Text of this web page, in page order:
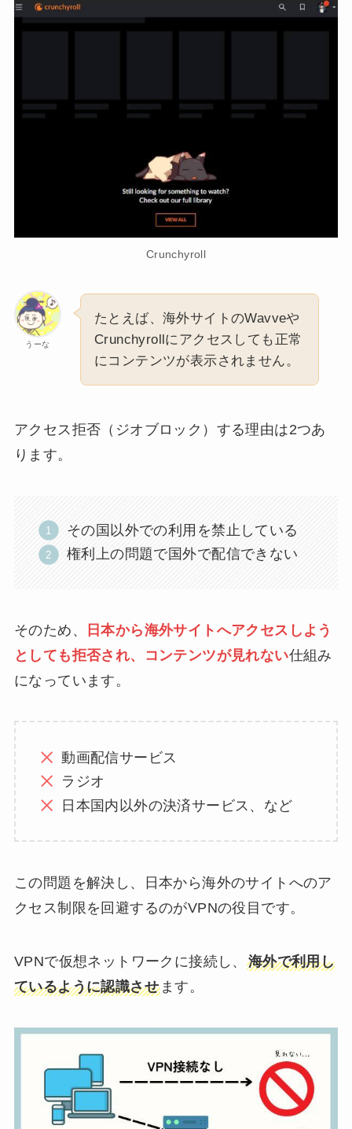
Crunchyroll
うーな
たとえば、海外サイトのWavveや
Crunchyrollにアクセスしても正常
にコンテンツが表示されません。
アクセス拒否（ジオブロック）する理由は2つあ
ります。
その国以外での利用を禁止している
権利上の問題で国外で配信できない
そのため、
日本から海外サイトへアクセスしよう
としても拒否され、コンテンツが見れない仕組み
になっています。
動画配信サービス
ラジオ
日本国内以外の決済サービス、など
この問題を解決し、日本から海外のサイトへのア
クセス制限を回避するのがVPNの役目です。
VPNで仮想ネットワークに接続し、 海外で利用し
ているように認識させます。